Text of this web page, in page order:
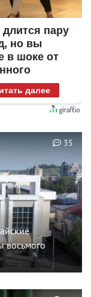
длится пару
но вы
в шоке от
далее
восьмого
35